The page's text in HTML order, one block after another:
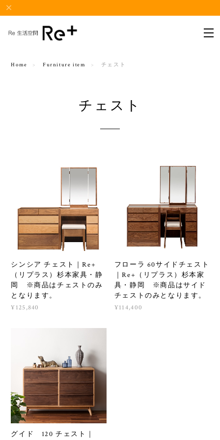
Home Furniture item チェスト
チェスト
シンシア チェスト｜Re+
（リプラス）杉本家具・静
岡 ※商品はチェストのみ
となります。
¥125,840
フローラ 60サイドチェスト
｜Re+（リプラス）杉本家
具・静岡 ※商品はサイド
チェストのみとなります。
¥114,400
グイド 120 チェスト｜